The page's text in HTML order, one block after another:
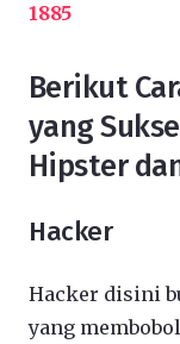
1885
Berikut
yang
Hipster
Hacker
Hacker disini
yang